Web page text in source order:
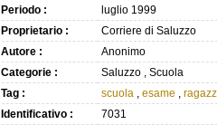
Periodo :
luglio 1999
Proprietario :
Corriere di Saluzzo
Autore :
Anonimo
Categorie :
Saluzzo , Scuola
Tag :
scuola , esame ,
Identificativo :
7031